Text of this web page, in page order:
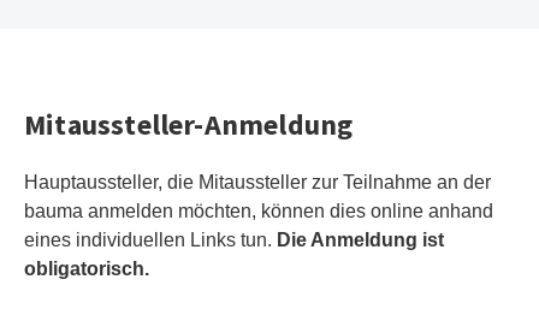
Mitaussteller-Anmeldung
Hauptaussteller, die Mitaussteller zur Teilnahme an der
bauma anmelden möchten, können dies online anhand
eines individuellen Links tun. Die Anmeldung ist
obligatorisch.